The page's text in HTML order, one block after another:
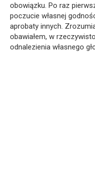
obowiązku. Po raz
poczucie własnej
aprobaty innych.
obawiałem, w
odnalezienia własnego